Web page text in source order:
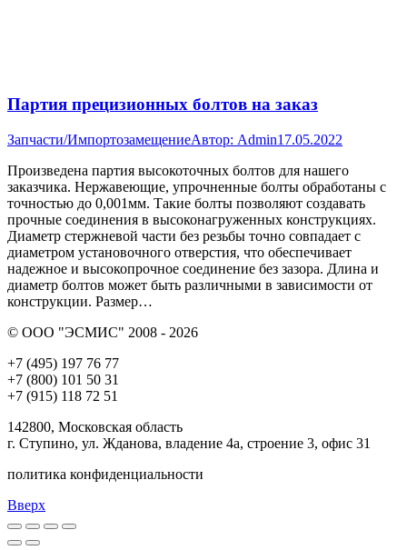
Партия прецизионных болтов на заказ
Запчасти/ИмпортозамещениеАвтор: Admin17.05.2022
Произведена партия высокоточных болтов для нашего
заказчика. Нержавеющие, упрочненные болты обработаны с
точностью до 0,001мм. Такие болты позволяют создавать
прочные соединения в высоконагруженных конструкциях.
Диаметр стержневой части без резьбы точно совпадает с
диаметром установочного отверстия, что обеспечивает
надежное и высокопрочное соединение без зазора. Длина и
диаметр болтов может быть различными в зависимости от
конструкции. Размер…
© ООО "ЭСМИС" 2008 - 2026
+7 (495) 197 76 77
+7 (800) 101 50 31
+7 (915) 118 72 51
142800, Московская область
г. Ступино, ул. Жданова, владение 4а, строение 3, офис 31
политика конфиденциальности
Вверх